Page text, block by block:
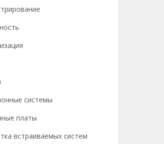
системы
платы
встраиваемых систем